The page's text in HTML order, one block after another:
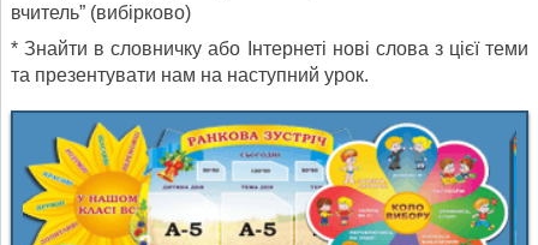
вчитель” (вибірково)
* Знайти в словничку або Інтернеті нові слова з цієї теми
та презентувати нам на наступний урок.